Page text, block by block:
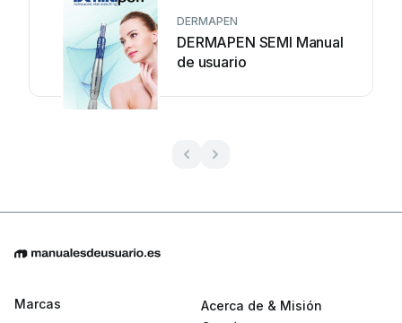
DERMAPEN
DERMAPEN SEMI Manual
de usuario
Marcas
Acerca de & Misión